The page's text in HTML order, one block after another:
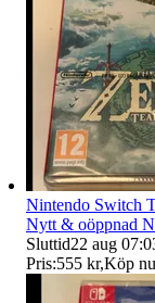
Nintendo Switch
Nytt & oöppnad
Sluttid22 aug
Pris:555 kr,Köp nu